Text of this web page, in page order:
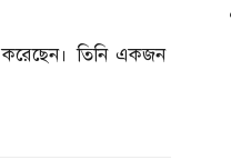
করেছেন। তিনি একজন